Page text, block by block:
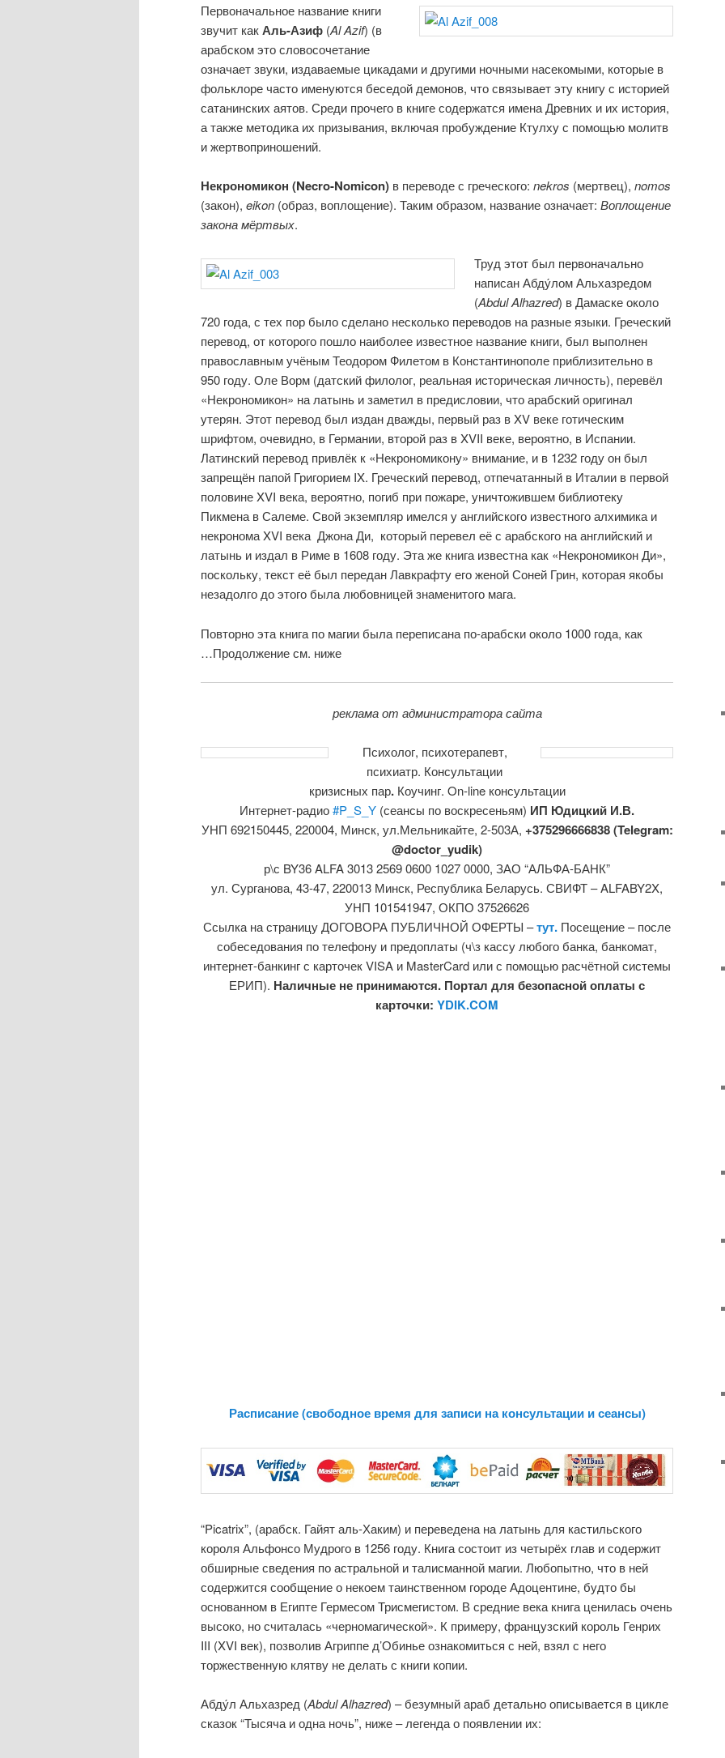
Первоначальное название книги
звучит какАль-Азиф (Al Azif) (в
арабском это словосочетание
означает звуки, издаваемые цикадами и другими ночными насекомыми, которые в
фольклоре часто именуются беседой демонов, что связывает эту книгу с историей
сатанинских аятов. Среди прочего в книге содержатся имена Древних и их история,
а также методика их призывания, включая пробуждение Ктулху с помощью молитв
и жертвоприношений.
Некрономикон (Necro-Nomicon) в переводе с греческого: nekros (мертвец), nomos
(закон), eikon (образ, воплощение). Таким образом, название означает: Воплощение
закона мёртвых.
Труд этот был первоначально
написан Абду́лом Альхазредом
(Abdul Alhazred) в Дамаске около
720 года, с тех пор было сделано несколько переводов на разные языки. Греческий
перевод, от которого пошло наиболее известное название книги, был выполнен
православным учёным Теодором Филетом в Константинополе приблизительно в
950 году. Оле Ворм (датский филолог, реальная историческая личность), перевёл
«Некрономикон» на латынь и заметил в предисловии, что арабский оригинал
утерян. Этот перевод был издан дважды, первый раз в XV веке готическим
шрифтом, очевидно, в Германии, второй раз в XVII веке, вероятно, в Испании.
Латинский перевод привлёк к «Некрономикону» внимание, и в 1232 году он был
запрещён папой Григорием IX. Греческий перевод, отпечатанный в Италии в первой
половине XVI века, вероятно, погиб при пожаре, уничтожившем библиотеку
Пикмена в Салеме. Свой экземпляр имелся у английского известного алхимика и
некронома XVI века Джона Ди, который перевел её с арабского на английский и
латынь и издал в Риме в 1608 году. Эта же книга известна как «Некрономикон Ди»,
поскольку, текст её был передан Лавкрафту его женой Соней Грин, которая якобы
незадолго до этого была любовницей знаменитого мага.
Повторно эта книга по магии была переписана по-арабски около 1000 года, как
…Продолжение см. ниже
реклама от администратора сайта
Психолог, психотерапевт,
психиатр. Консультации
кризисных пар. Коучинг. On-line консультации
Интернет-радио#P_S_Y (сеансы по воскресеньям) ИП Юдицкий И.В.
УНП 692150445, 220004, Минск, ул.Мельникайте, 2-503А, +375296666838 (Telegram:
@doctor_yudik)
р\с BY36 ALFA 3013 2569 0600 1027 0000, ЗАО “АЛЬФА-БАНК”
ул. Сурганова, 43-47, 220013 Минск, Республика Беларусь. СВИФТ – ALFABY2X,
УНП 101541947, ОКПО 37526626
Ссылка на страницу ДОГОВОРА ПУБЛИЧНОЙ ОФЕРТЫ –тут. Посещение – после
собеседования по телефону и предоплаты (ч\з кассу любого банка, банкомат,
интернет-банкинг с карточек VISA и MasterCard или с помощью расчётной системы
ЕРИП). Наличные не принимаются. Портал для безопасной оплаты с
карточки: YDIK.COM
Расписание (свободное время для записи на консультации и сеансы)
“Picatrix”, (арабск. Гайят аль-Хаким) и переведена на латынь для кастильского
короля Альфонсо Мудрого в 1256 году. Книга состоит из четырёх глав и содержит
обширные сведения по астральной и талисманной магии. Любопытно, что в ней
содержится сообщение о некоем таинственном городе Адоцентине, будто бы
основанном в Египте Гермесом Трисмегистом. В средние века книга ценилась очень
высоко, но считалась «черномагической». К примеру, французский король Генрих
III (XVI век), позволив Агриппе д’Обинье ознакомиться с ней, взял с него
торжественную клятву не делать с книги копии.
Абду́л Альхазред (Abdul Alhazred) – безумный араб детально описывается в цикле
сказок “Тысяча и одна ночь”, ниже – легенда о появлении их: